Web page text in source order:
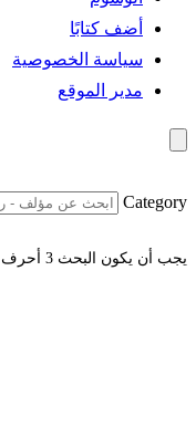
أضف كتابًا
سياسة الخصوصية
مدير الموقع
Category
يجب أن يكون البحث 3 أحرف على الأقل